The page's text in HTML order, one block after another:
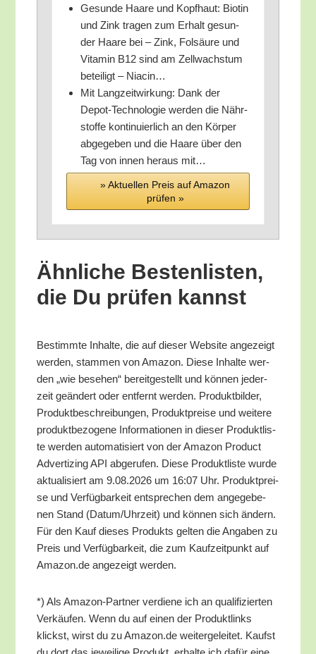
Gesun­de Haa­re und Kopf­haut: Bio­tin
und Zink tra­gen zum Erhalt gesun­
der Haa­re bei – Zink, Fol­säu­re und
Vit­amin B12 sind am Zell­wachs­tum
betei­ligt – Niacin…
Mit Lang­zeit­wir­kung: Dank der
Depot-Tech­no­lo­gie wer­den die Nähr­
stof­fe kon­ti­nu­ier­lich an den Kör­per
abge­ge­ben und die Haa­re über den
Tag von innen her­aus mit…
» Aktu­el­len Preis auf Ama­zon
prü­fen »
Ähn­li­che Bes­ten­lis­ten,
die Du prü­fen kannst
Bestimm­te Inhal­te, die auf die­ser Web­site ange­zeigt
wer­den, stam­men von Ama­zon. Die­se Inhal­te wer­
den „wie bese­hen“ bereit­ge­stellt und kön­nen jeder­
zeit geän­dert oder ent­fernt wer­den. Pro­dukt­bil­der,
Pro­dukt­be­schrei­bun­gen, Pro­dukt­prei­se und wei­te­re
pro­dukt­be­zo­ge­ne Infor­ma­tio­nen in die­ser Pro­dukt­lis­
te wer­den auto­ma­ti­siert von der Ama­zon Pro­duct
Adver­tiz­ing API abge­ru­fen. Die­se Pro­dukt­lis­te wur­de
aktua­li­siert am 9.08.2026 um 16:07 Uhr. Pro­dukt­prei­
se und Ver­füg­bar­keit ent­spre­chen dem ange­ge­be­
nen Stand (Datum/​Uhrzeit) und kön­nen sich ändern.
Für den Kauf die­ses Pro­dukts gel­ten die Anga­ben zu
Preis und Ver­füg­bar­keit, die zum Kauf­zeit­punkt auf
Amazon.de ange­zeigt werden.
*) Als Ama­zon-Part­ner ver­die­ne ich an qua­li­fi­zier­ten
Ver­käu­fen. Wenn du auf einen der Pro­dukt­links
klickst, wirst du zu Amazon.de wei­ter­ge­lei­tet. Kaufst